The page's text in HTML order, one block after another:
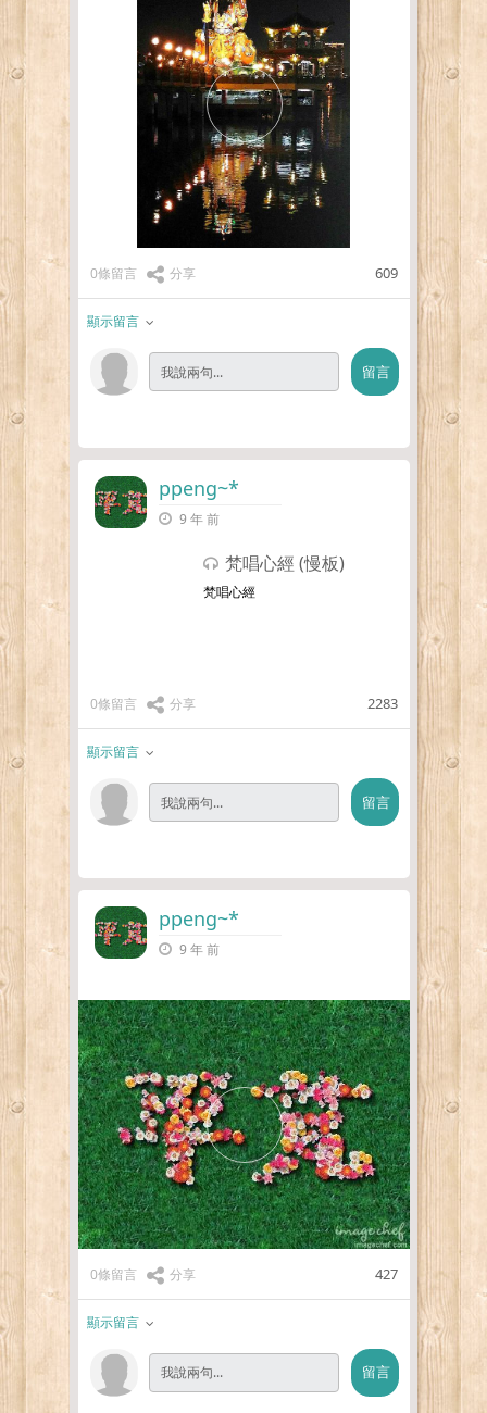
0條留言 分享 609
顯示留言
ppeng~*
9 年 前
梵唱心經 (慢板)
梵唱心經
0條留言 分享 2283
顯示留言
ppeng~*
9 年 前
0條留言 分享 427
顯示留言